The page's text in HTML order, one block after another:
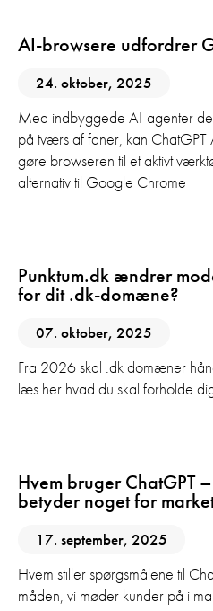
AI-browsere udfordrer
24. oktober, 2025
Med indbyggede AI-agenter
på tværs af faner, kan ChatGPT
gøre browseren til et aktivt
alternativ til Google Chrome
Punktum.dk ændrer
for dit .dk-domæne?
07. oktober, 2025
Fra 2026 skal .dk domæner
læs her hvad du skal forholde
Hvem bruger ChatGPT
betyder noget for
17. september, 2025
Hvem stiller spørgsmålene til
måden, vi møder kunder på i